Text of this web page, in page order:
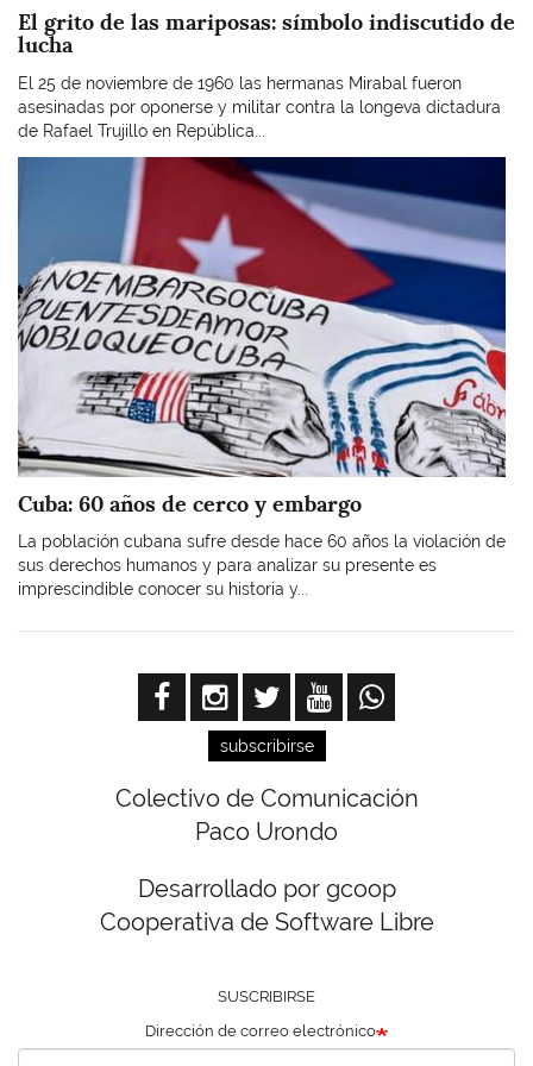
El grito de las mariposas: símbolo indiscutido de
lucha
El 25 de noviembre de 1960 las hermanas Mirabal fueron
asesinadas por oponerse y militar contra la longeva dictadura
de Rafael Trujillo en República...
Cuba: 60 años de cerco y embargo
La población cubana sufre desde hace 60 años la violación de
sus derechos humanos y para analizar su presente es
imprescindible conocer su historia y...
subscribirse
Colectivo de Comunicación
Paco Urondo
Desarrollado por gcoop
Cooperativa de Software Libre
SUSCRIBIRSE
Dirección de correo electrónico